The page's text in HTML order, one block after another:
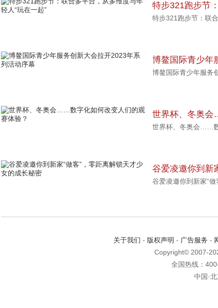
特步321跑步节
轻人“玩在一起”
特步321跑步节：联
博鳌国际青少年
活动序幕
博鳌国际青少年服务
世界杯、冬奥
赛体验？
世界杯、冬奥会……
谷爱凌邀你到新
女的成长秘密
谷爱凌邀你到新家“
关于我们 - 版权声明 - 广告服务 -
Copyright© 2007-
全国热线：
中国·